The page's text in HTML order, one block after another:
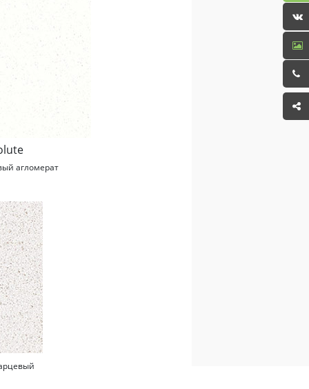
агломерат